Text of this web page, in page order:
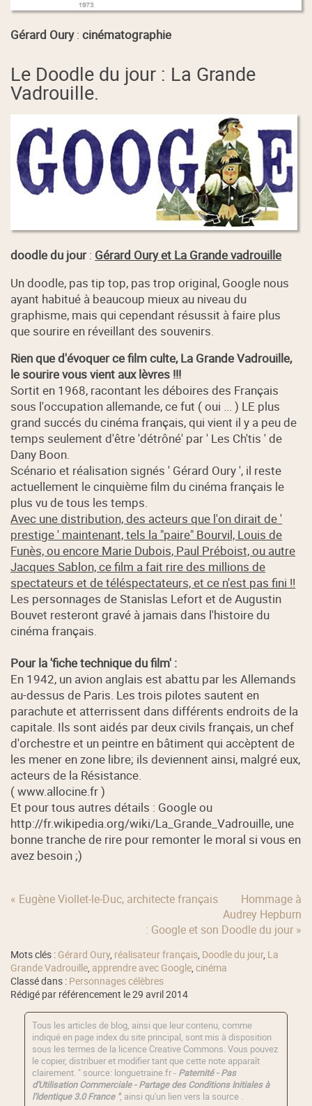
Gérard Oury:cinématographie
Le Doodle du jour : La Grande
Vadrouille.
doodle du jour: Gérard Oury et La Grande vadrouille
Un doodle, pas tip top, pas trop original, Google nous
ayant habitué à beaucoup mieux au niveau du
graphisme, mais qui cependant résussit à faire plus
que sourire en réveillant des souvenirs.
Rien que d'évoquer ce film culte, La Grande Vadrouille,
le sourire vous vient aux lèvres !!!
Sortit en 1968, racontant les déboires des Français
sous l'occupation allemande, ce fut ( oui ... ) LE plus
grand succés du cinéma français, qui vient il y a peu de
temps seulement d'être 'détrôné' par ' Les Ch'tis ' de
Dany Boon.
Scénario et réalisation signés ' Gérard Oury ', il reste
actuellement le cinquième film du cinéma français le
plus vu de tous les temps.
Avec une distribution, des acteurs que l'on dirait de '
prestige ' maintenant, tels la "paire" Bourvil, Louis de
Funès, ou encore Marie Dubois, Paul Préboist, ou autre
Jacques Sablon, ce film a fait rire des millions de
spectateurs et de téléspectateurs, et ce n'est pas fini !!
Les personnages de Stanislas Lefort et de Augustin
Bouvet resteront gravé à jamais dans l'histoire du
cinéma français.
Pour la 'fiche technique du film' :
En 1942, un avion anglais est abattu par les Allemands
au-dessus de Paris. Les trois pilotes sautent en
parachute et atterrissent dans différents endroits de la
capitale. Ils sont aidés par deux civils français, un chef
d'orchestre et un peintre en bâtiment qui accèptent de
les mener en zone libre; ils deviennent ainsi, malgré eux,
acteurs de la Résistance.
( www.allocine.fr )
Et pour tous autres détails : Google ou
http://fr.wikipedia.org/wiki/La_Grande_Vadrouille, une
bonne tranche de rire pour remonter le moral si vous en
avez besoin ;)
« Eugène Viollet-le-Duc, architecte français
Hommage à
Audrey Hepburn
: Google et son Doodle du jour »
Mots clés : Gérard Oury, réalisateur français, Doodle du jour, La
Grande Vadrouille, apprendre avec Google,cinéma
Classé dans : Personnages célèbres
Rédigé par référencement le 29 avril 2014
Tous les articles de blog, ainsi que leur contenu, comme
indiqué en page index du site principal, sont mis à disposition
sous les termes de la licence Creative Commons. Vous pouvez
le copier, distribuer et modifier tant que cette note apparaît
clairement. " source: longuetraine.fr - Paternité - Pas
d'Utilisation Commerciale - Partage des Conditions Initiales à
l'Identique 3.0 France ", ainsi qu'un lien vers la source .